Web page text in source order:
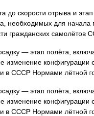
до скорости отрыва и
необходимых для начала
гражданских
— этап полёта,
изменение конфигурации
в СССР Нормами лётной
— этап полёта,
изменение конфигурации
в СССР Нормами лётной